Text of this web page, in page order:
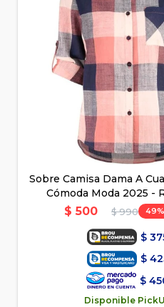
Sobre Camisa Dama A
Cómoda Moda 2025 -
$ 500 $ 990 49
$
$
$
Disponible